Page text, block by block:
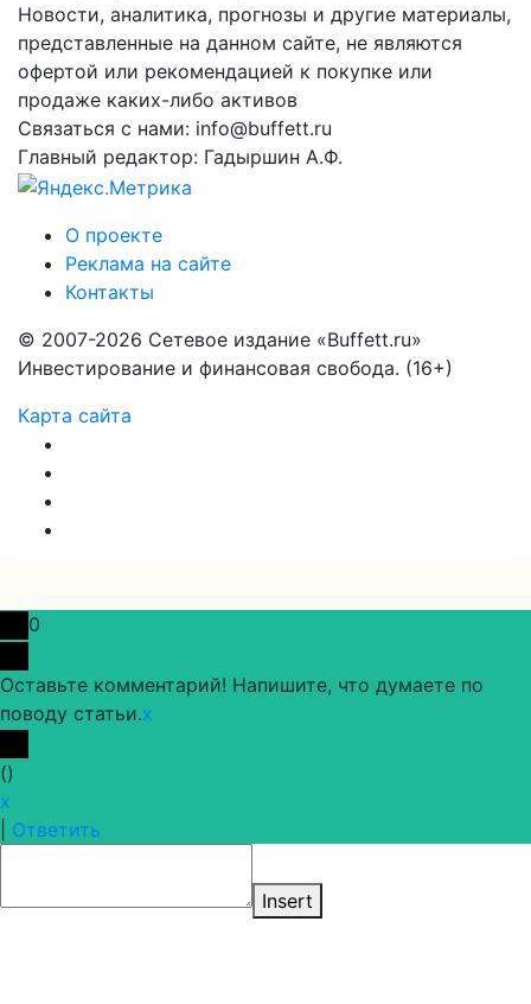
Новости, аналитика, прогнозы и другие материалы,
представленные на данном сайте, не являются
офертой или рекомендацией к покупке или
продаже каких-либо активов
Связаться с нами: info@buffett.ru
Главный редактор: Гадыршин А.Ф.
О проекте
Реклама на сайте
Контакты
© 2007-2026 Сетевое издание «Buffett.ru»
Инвестирование и финансовая свобода. (16+)
Карта сайта
0
Оставьте комментарий! Напишите, что думаете по
поводу статьи.x
()
x
Ответить
Insert